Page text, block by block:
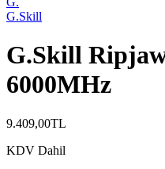
G.Skill
G.Skill
6000MHz
9.409,00TL
KDV Dahil